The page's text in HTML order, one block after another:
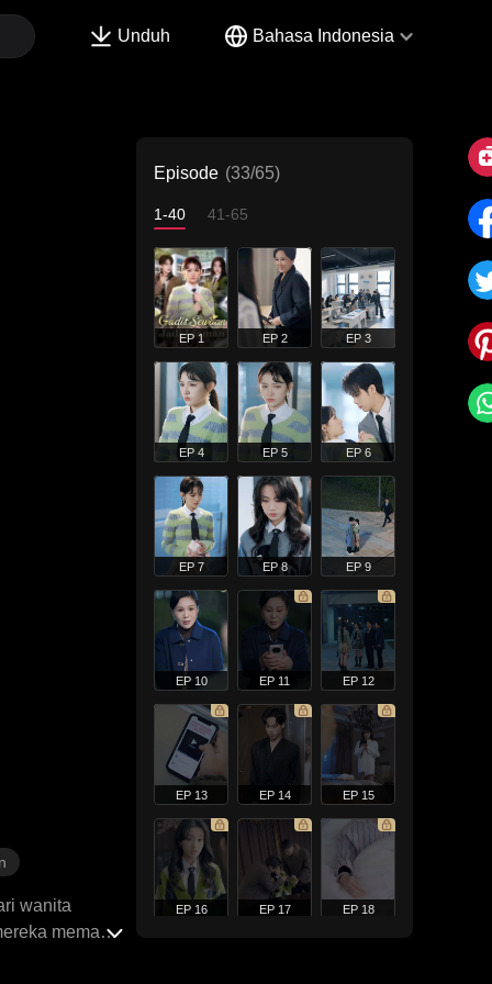
Unduh Bahasa Indonesia
wanita
memang
Episode (33/65)
1-40 41-65
EP 1 EP 2 EP 3
EP 4 EP 5 EP 6
EP 7 EP 8 EP 9
EP 10 EP 11 EP 12
EP 13 EP 14 EP 15
EP 16 EP 17 EP 18